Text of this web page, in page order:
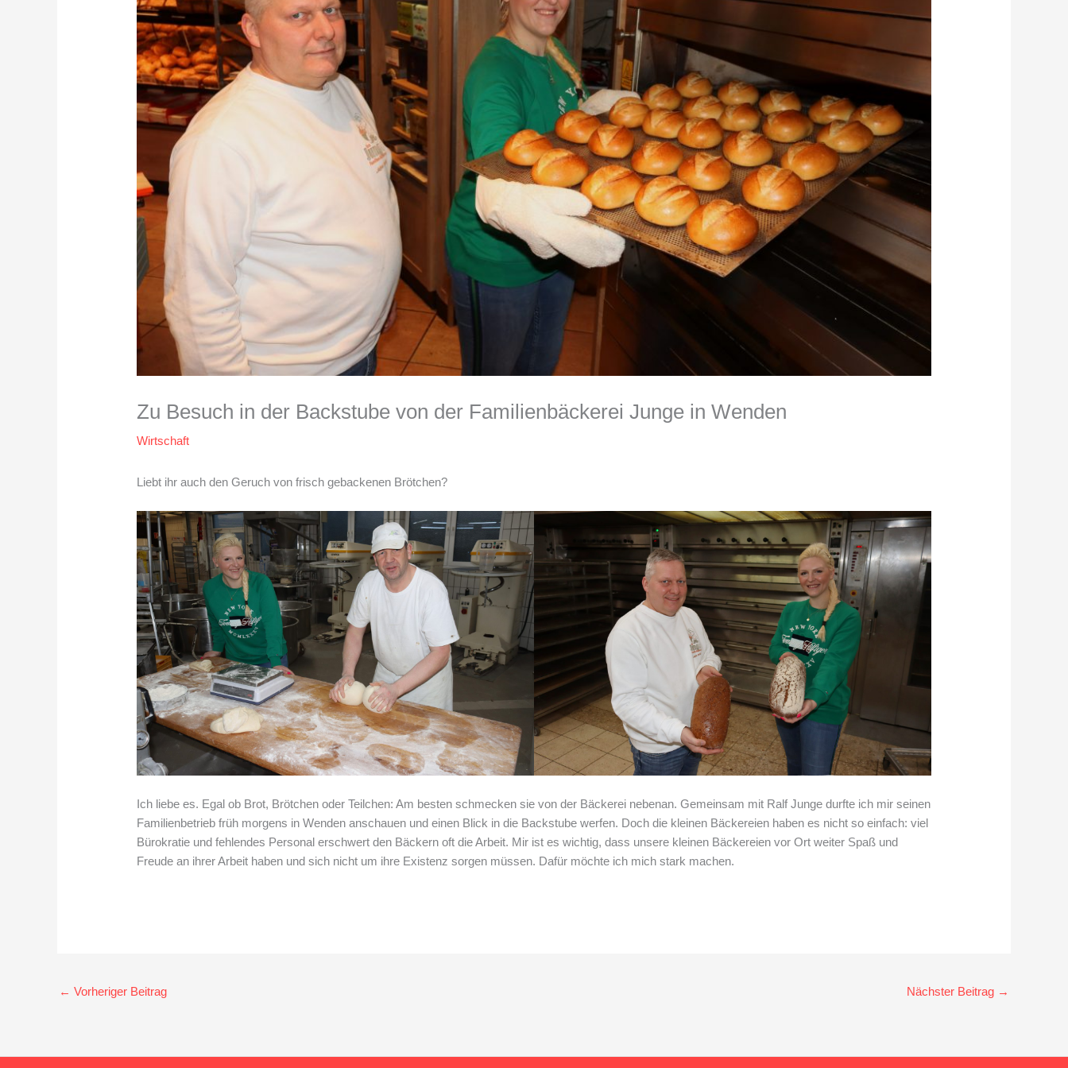
Zu Besuch in der Backstube von der Familienbäckerei Junge in Wenden
Wirtschaft
Liebt ihr auch den Geruch von frisch gebackenen Brötchen?
Ich liebe es. Egal ob Brot, Brötchen oder Teilchen: Am besten schmecken sie von der Bäckerei nebenan. Gemeinsam mit Ralf Junge durfte ich mir seinen
Familienbetrieb früh morgens in Wenden anschauen und einen Blick in die Backstube werfen. Doch die kleinen Bäckereien haben es nicht so einfach: viel
Bürokratie und fehlendes Personal erschwert den Bäckern oft die Arbeit. Mir ist es wichtig, dass unsere kleinen Bäckereien vor Ort weiter Spaß und
Freude an ihrer Arbeit haben und sich nicht um ihre Existenz sorgen müssen. Dafür möchte ich mich stark machen.
← Vorheriger Beitrag Nächster Beitrag →